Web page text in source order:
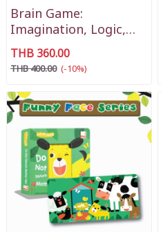
Brain Game:
Imagination, Logic,
Expression
THB 360.00
THB 400.00 (-10%)